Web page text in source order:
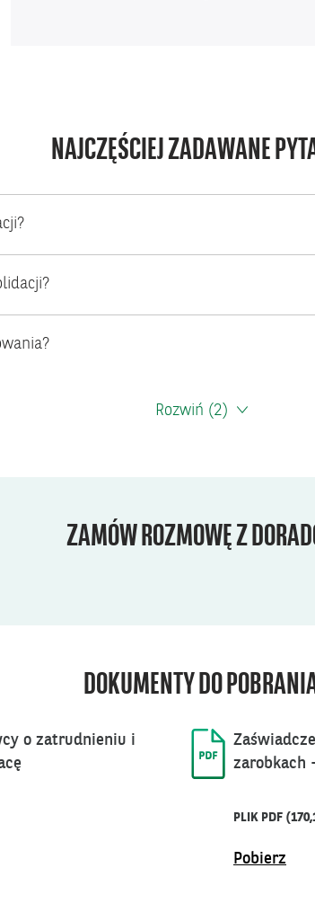
NAJCZĘŚCIEJ ZADAWANE
Rozwiń (2)
ZAMÓW ROZMOWĘ Z
DOKUMENTY DO
o zatrudnieniu i
zarobkach
PLIK PDF
Pobierz